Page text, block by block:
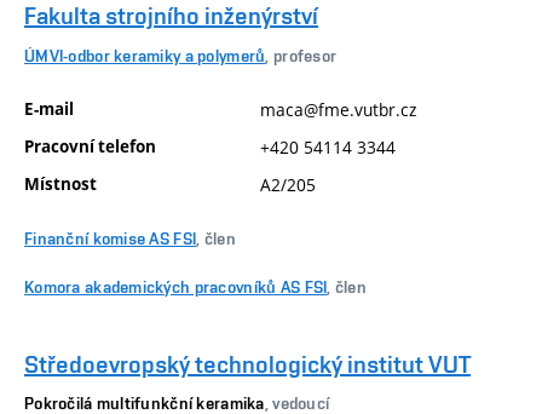
Fakulta strojního inženýrství
ÚMVI-odbor keramiky a polymerů , profesor
E-mail maca@fme.vutbr.cz
Pracovní telefon +420 54114 3344
Místnost A2/205
Finanční komise AS FSI , člen
Komora akademických pracovníků AS FSI , člen
Středoevropský technologický institut VUT
Pokročilá multifunkční keramika , vedoucí